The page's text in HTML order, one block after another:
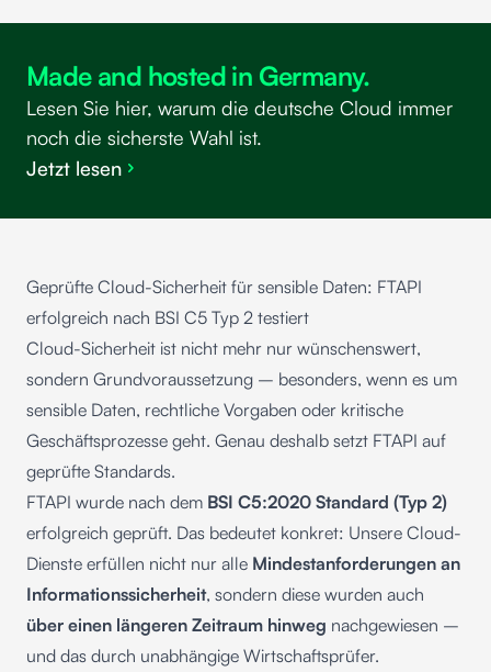
Made and hosted in Germany.
Lesen Sie hier, warum die deutsche Cloud immer
noch die sicherste Wahl ist.
Jetzt lesen
Geprüfte Cloud-Sicherheit für sensible Daten: FTAPI
erfolgreich nach BSI C5 Typ 2 testiert
Cloud-Sicherheit ist nicht mehr nur wünschenswert,
sondern Grundvoraussetzung – besonders, wenn es um
sensible Daten, rechtliche Vorgaben oder kritische
Geschäftsprozesse geht. Genau deshalb setzt FTAPI auf
geprüfte Standards.
FTAPI wurde nach dem BSI C5:2020 Standard (Typ 2)
erfolgreich geprüft. Das bedeutet konkret: Unsere Cloud-
Dienste erfüllen nicht nur alle Mindestanforderungen an
Informationssicherheit, sondern diese wurden auch
über einen längeren Zeitraum hinweg nachgewiesen –
und das durch unabhängige Wirtschaftsprüfer.